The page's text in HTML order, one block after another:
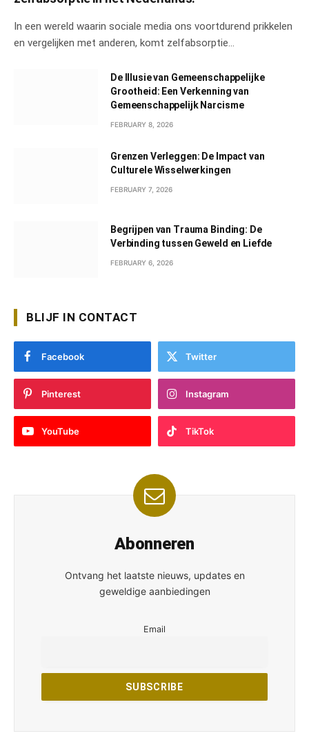
In een wereld waarin sociale media ons voortdurend prikkelen
en vergelijken met anderen, komt zelfabsorptie…
De Illusie van Gemeenschappelijke
Grootheid: Een Verkenning van
Gemeenschappelijk Narcisme
FEBRUARY 8, 2026
Grenzen Verleggen: De Impact van
Culturele Wisselwerkingen
FEBRUARY 7, 2026
Begrijpen van Trauma Binding: De
Verbinding tussen Geweld en Liefde
FEBRUARY 6, 2026
BLIJF IN CONTACT
Facebook Twitter
Pinterest Instagram
YouTube TikTok
Abonneren
Ontvang het laatste nieuws, updates en
geweldige aanbiedingen
Email